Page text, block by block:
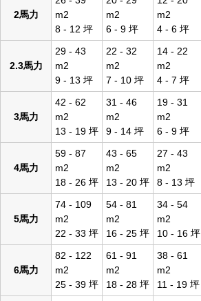
2馬力
m2
8 - 12 坪
m2
6 - 9 坪
m2
4 - 6 坪
2.3馬力
29 - 43
m2
9 - 13 坪
22 - 32
m2
7 - 10 坪
14 - 22
m2
4 - 7 坪
3馬力
42 - 62
m2
13 - 19 坪
31 - 46
m2
9 - 14 坪
19 - 31
m2
6 - 9 坪
4馬力
59 - 87
m2
18 - 26 坪
43 - 65
m2
13 - 20 坪
27 - 43
m2
8 - 13 坪
5馬力
74 - 109
m2
22 - 33 坪
54 - 81
m2
16 - 25 坪
34 - 54
m2
10 - 16 坪
6馬力
82 - 122
m2
25 - 39 坪
61 - 91
m2
18 - 28 坪
38 - 61
m2
11 - 19 坪